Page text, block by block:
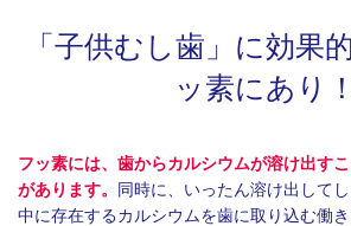
「子供むし歯」に効果
ッ素にあり！
フッ素には、歯からカルシウムが溶け出す
があります。 同時に、いったん溶け出して
中に存在するカルシウムを歯に取り込む働